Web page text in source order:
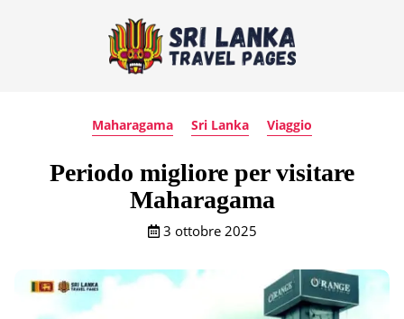
Maharagama Sri Lanka Viaggio
Periodo migliore per visitare
Maharagama
3 ottobre 2025